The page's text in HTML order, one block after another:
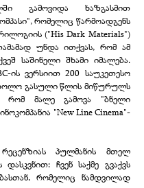
გამოვიდა ხაზგასმით
რომელიც წარმოადგენს
("His Dark Materials")
უნდა ითქვას, რომ ამ
საშინელი შხამი იმალება.
ის ვერსიით 200 საუკეთესო
ხოლო გასული წლის მიწურულს
რომ მალე გამოვა "ბნელი
"New Line Cinema"-
პულმანის მთელ
ჩვენ საქმე გვაქვს
რომელიც ნამდვილად